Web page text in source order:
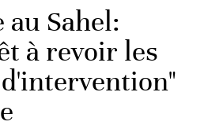
Sahel:
à revoir les